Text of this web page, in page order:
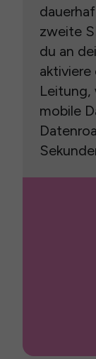
zweite
du an
Leitung,
mobile